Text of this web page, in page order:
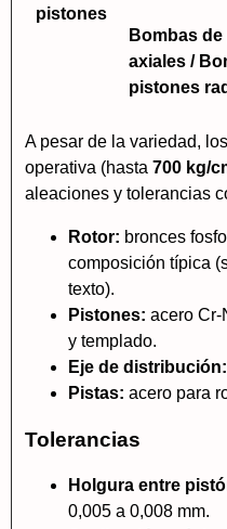
pistones
Bombas
axiales /
pistones
A pesar de la variedad,
operativa (hasta 700 kg/
aleaciones y tolerancias
Rotor: bronces
composición típica
texto).
Pistones: acero Cr-
y templado.
Eje de distribución:
Pistas: acero para
Tolerancias
Holgura entre
0,005 a 0,008 mm.